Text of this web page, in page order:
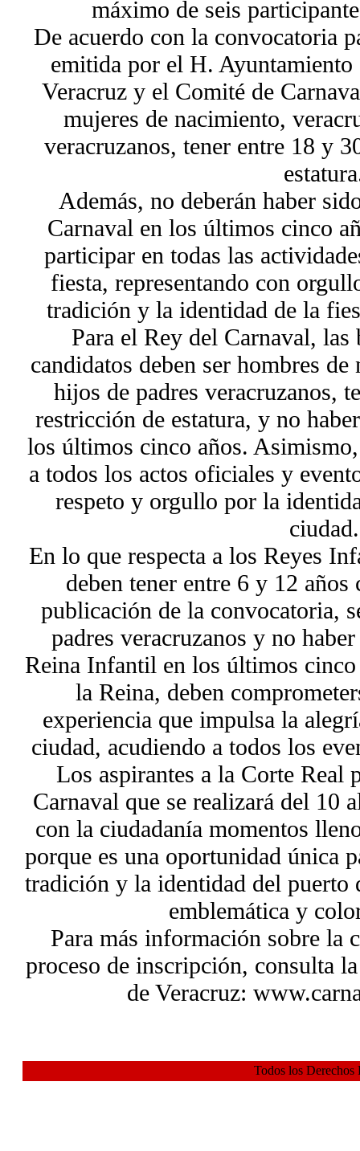
máximo de seis
De acuerdo con la convocatoria
emitida por el H.
Veracruz y el Comité de
mujeres de nacimiento,
veracruzanos, tener entre 18 y
Además, no deberán haber
Carnaval en los últimos cinco
participar en todas las
fiesta, representando con
tradición y la identidad de la
Para el Rey del Carnaval, las
candidatos deben ser hombres
hijos de padres veracruzanos,
restricción de estatura, y no
los últimos cinco años.
a todos los actos oficiales y
respeto y orgullo por la
ciudad.
En lo que respecta a los Reyes
deben tener entre 6 y 12
publicación de la convocatoria,
padres veracruzanos y no
Reina Infantil en los últimos
la Reina, deben
experiencia que impulsa la
ciudad, acudiendo a todos los
Los aspirantes a la Corte Real
Carnaval que se realizará del 10
con la ciudadanía momentos
porque es una oportunidad única
tradición y la identidad del puerto
emblemática y
Para más información sobre la
proceso de inscripción, consulta
de Veracruz:
Todos los Derechos